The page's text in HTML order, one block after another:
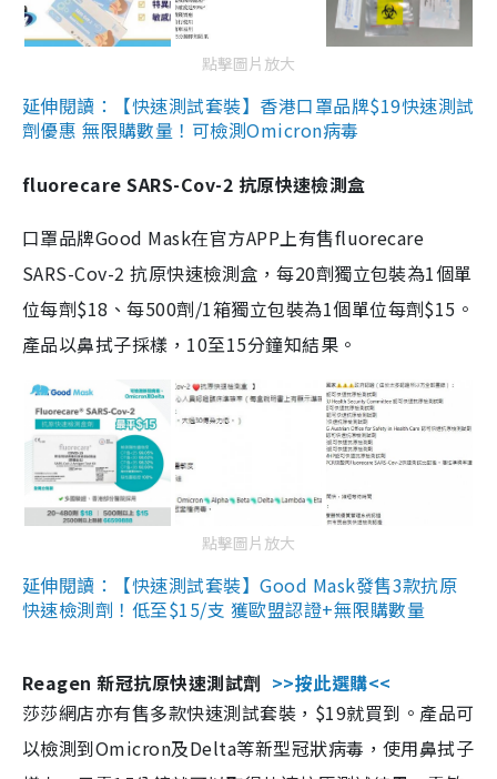
點擊圖片放大
延伸閱讀：【快速測試套裝】香港口罩品牌$19快速測試
劑優惠 無限購數量！可檢測Omicron病毒
fluorecare SARS-Cov-2 抗原快速檢測盒
口罩品牌Good Mask在官方APP上有售fluorecare
SARS-Cov-2 抗原快速檢測盒，每20劑獨立包裝為1個單
位每劑$18、每500劑/1箱獨立包裝為1個單位每劑$15。
產品以鼻拭子採樣，10至15分鐘知結果。
點擊圖片放大
延伸閱讀：【快速測試套裝】Good Mask發售3款抗原
快速檢測劑！低至$15/支 獲歐盟認證+無限購數量
Reagen 新冠抗原快速測試劑 >>按此選購<<
莎莎網店亦有售多款快速測試套裝，$19就買到。產品可
以檢測到Omicron及Delta等新型冠狀病毒，使用鼻拭子